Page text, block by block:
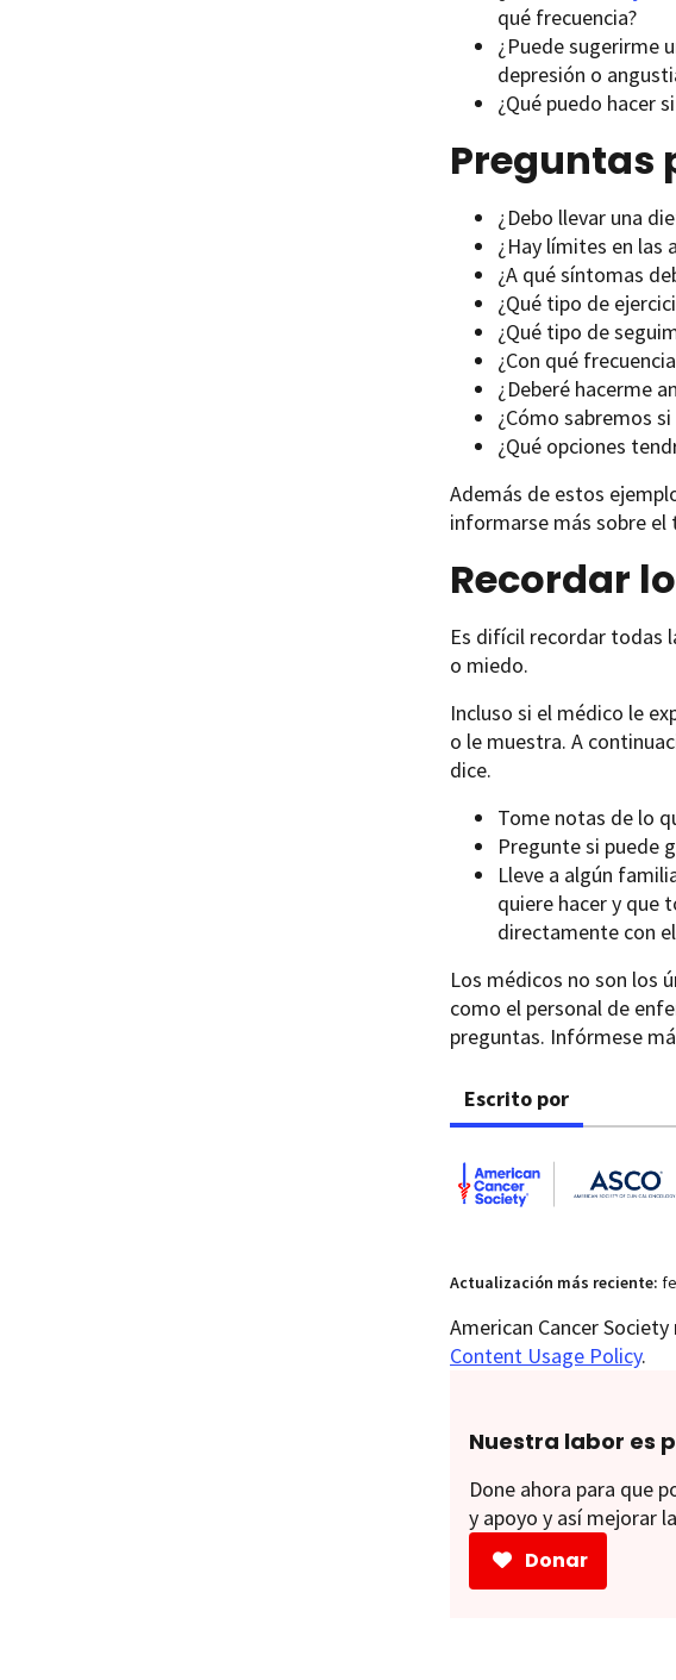
qué frecuencia?
¿Puede sugerirme
depresión o
¿Qué puedo hacer
Preguntas
¿Debo llevar una
¿Hay límites en las
¿A qué síntomas
¿Qué tipo de
¿Qué tipo de
¿Con qué
¿Deberé hacerme
¿Cómo sabremos
¿Qué opciones
Además de estos
informarse más sobre el
Recordar
Es difícil recordar todas
o miedo.
Incluso si el médico le
o le muestra. A
dice.
Tome notas de lo
Pregunte si puede
Lleve a algún
quiere hacer y que
directamente con
Los médicos no son los
como el personal de
preguntas. Infórmese
Escrito por
Actualización más reciente:
American Cancer
Content Usage Policy.
Nuestra labor es
Done ahora para que
y apoyo y así mejorar
Donar